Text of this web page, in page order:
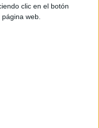
clic en el botón
web.